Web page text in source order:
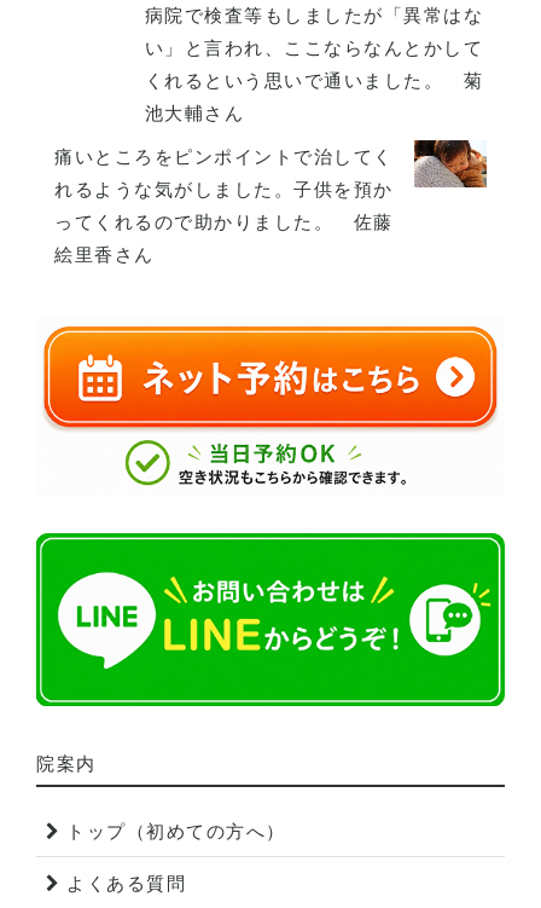
病院で検査等もしましたが「異常はな
い」と言われ、ここならなんとかして
くれるという思いで通いました。 菊
池大輔さん
痛いところをピンポイントで治してく
れるような気がしました。子供を預か
ってくれるので助かりました。 佐藤
絵里香さん
院案内
トップ（初めての方へ）
よくある質問